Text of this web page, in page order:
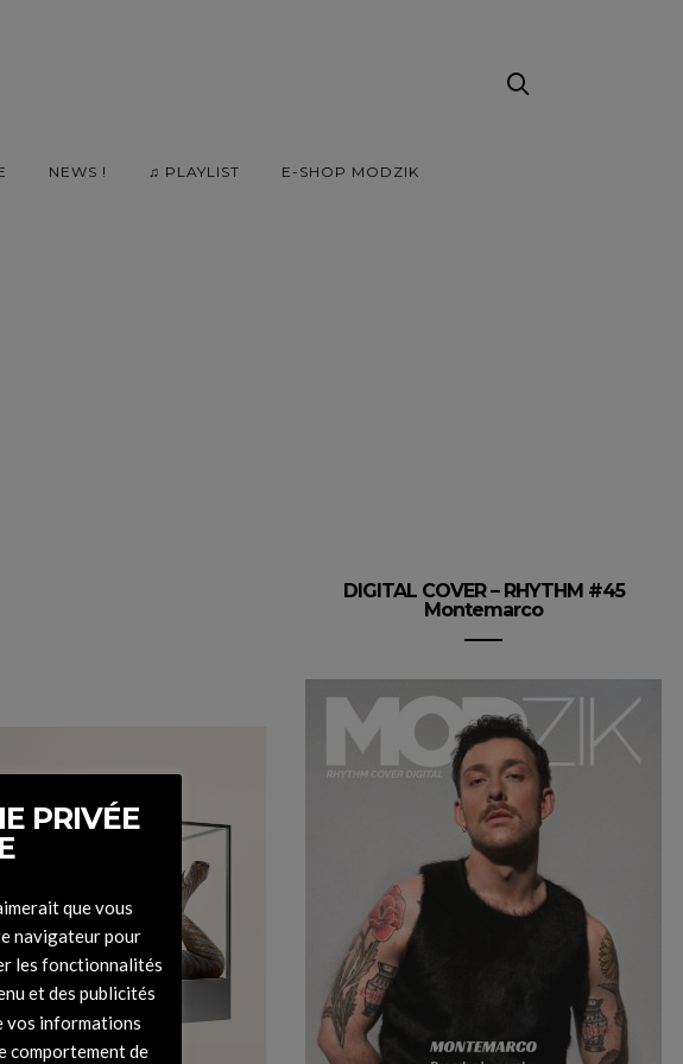
NEWS ! ♫ PLAYLIST E-SHOP MODZIK
DIGITAL COVER – RHYTHM #45
Montemarco
PRIVÉE
que vous
navigateur pour
les fonctionnalités
et des publicités
vos informations
comportement de